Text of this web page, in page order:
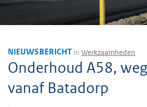
NIEUWSBERICHT in Werkzaamheden
Onderhoud A58,
vanaf Batadorp